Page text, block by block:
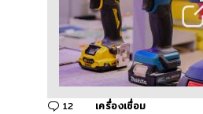
12 Comments
เครื่องเชื่อม